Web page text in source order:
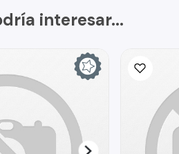
interesar...